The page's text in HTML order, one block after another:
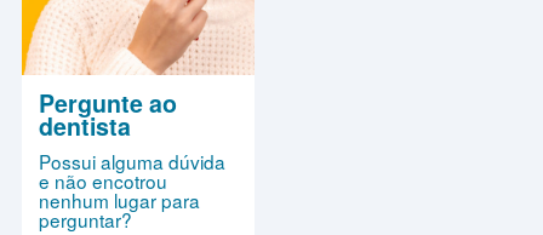
Pergunte ao
dentista
Possui alguma dúvida
e não encotrou
nenhum lugar para
perguntar?